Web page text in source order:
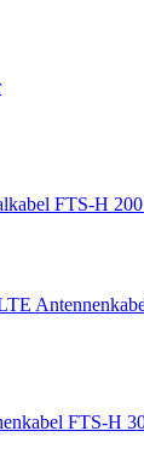
FTS-H
FTS-H